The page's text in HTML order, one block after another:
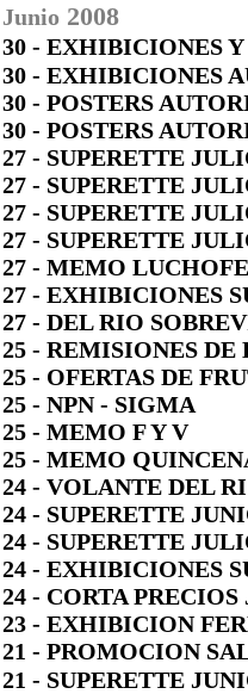
Junio 2008
30 - EXHIBICIONES
30 - EXHIBICIONES
30 - POSTERS
30 - POSTERS
27 - SUPERETTE
27 - SUPERETTE
27 - SUPERETTE
27 - SUPERETTE
27 - MEMO
27 - EXHIBICIONES
27 - DEL RIO
25 - REMISIONES DE
25 - OFERTAS DE
25 - NPN - SIGMA
25 - MEMO F Y V
25 - MEMO
24 - VOLANTE DEL
24 - SUPERETTE
24 - SUPERETTE
24 - EXHIBICIONES
24 - CORTA PRECIOS
23 - EXHIBICION
21 - PROMOCION
21 - SUPERETTE